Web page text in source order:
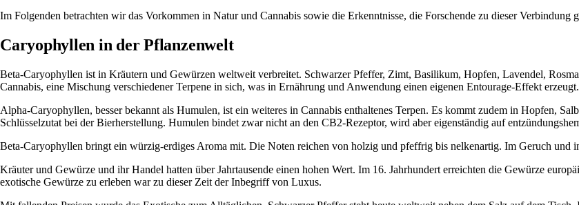
Im Folgenden betrachten wir das Vorkommen in Natur und Cannabis sowie die Erkenntnisse, die Forschende zu dieser Verbindung
Caryophyllen in der Pflanzenwelt
Beta-Caryophyllen ist in Kräutern und Gewürzen weltweit verbreitet. Schwarzer Pfeffer, Zimt, Basilikum, Hopfen, Lavendel,
Cannabis, eine Mischung verschiedener Terpene in sich, was in Ernährung und Anwendung einen eigenen Entourage-Effekt erzeugt.
Alpha-Caryophyllen, besser bekannt als Humulen, ist ein weiteres in Cannabis enthaltenes Terpen. Es kommt zudem in Hopfen,
Schlüsselzutat bei der Bierherstellung. Humulen bindet zwar nicht an den CB2-Rezeptor, wird aber eigenständig auf
Beta-Caryophyllen bringt ein würzig-erdiges Aroma mit. Die Noten reichen von holzig und pfeffrig bis nelkenartig. Im Geruch und
Kräuter und Gewürze und ihrHandel hatten über Jahrtausende einen hohen Wert. Im 16. Jahrhundert erreichten die Gewürze
exotische Gewürze zu erleben war zu dieser Zeit der Inbegriff von Luxus.